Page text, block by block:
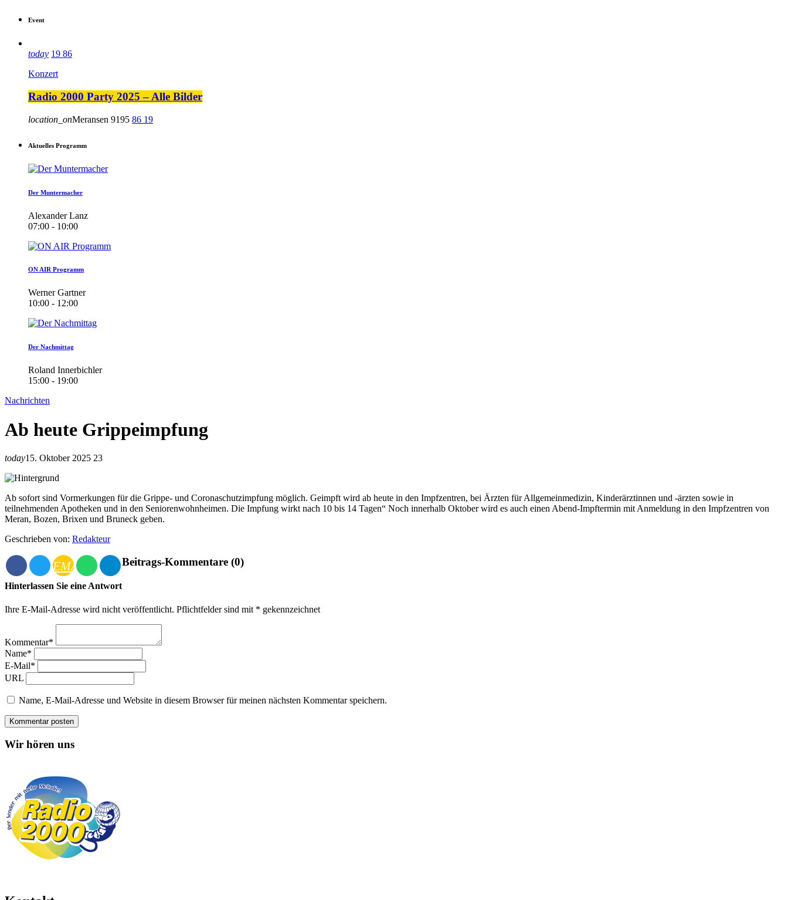
Event
today 19 86
Konzert
Radio 2000 Party 2025 – Alle Bilder
location_onMeransen 9195 86 19
Aktuelles Programm
Der Muntermacher
Alexander Lanz
07:00 - 10:00
ON AIR Programm
Werner Gartner
10:00 - 12:00
Der Nachmittag
Roland Innerbichler
15:00 - 19:00
Nachrichten
Ab heute Grippeimpfung
today15. Oktober 2025 23
Ab sofort sind Vormerkungen für die Grippe- und Coronaschutzimpfung möglich. Geimpft wird ab heute in den Impfzentren, bei Ärzten für Allgemeinmedizin, Kinderärztinnen und -ärzten sowie in
teilnehmenden Apotheken und in den Seniorenwohnheimen. Die Impfung wirkt nach 10 bis 14 Tagen“ Noch innerhalb Oktober wird es auch einen Abend-Impftermin mit Anmeldung in den Impfzentren von
Meran, Bozen, Brixen und Bruneck geben.
Geschrieben von: Redakteur
EMAIL Beitrags-Kommentare (0)
Hinterlassen Sie eine Antwort
Ihre E-Mail-Adresse wird nicht veröffentlicht. Pflichtfelder sind mit * gekennzeichnet
Kommentar*
Name*
E-Mail*
URL
Name, E-Mail-Adresse und Website in diesem Browser für meinen nächsten Kommentar speichern.
Wir hören uns